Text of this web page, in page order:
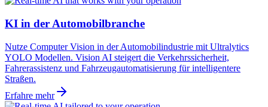
KI in der Automobilbranche
Nutze Computer Vision in der Automobilindustrie mit Ultralytics
YOLO Modellen. Vision AI steigert die Verkehrssicherheit,
Fahrerassistenz und Fahrzeugautomatisierung für intelligentere
Straßen.
Erfahre mehr